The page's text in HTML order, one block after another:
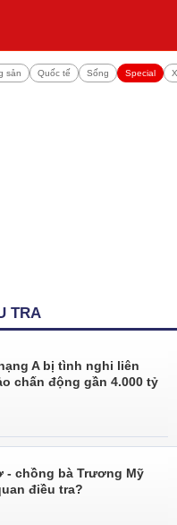
sản Quốc tế Sống Special
TRA
A bị tình nghi liên
chấn động gần 4.000 tỷ
- chồng bà Trương Mỹ
điều tra?